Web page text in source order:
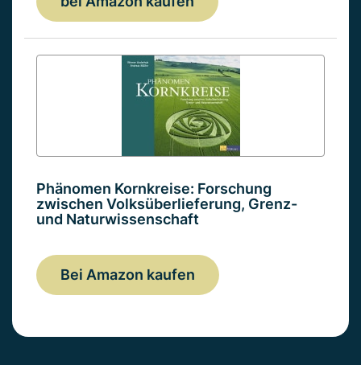
Phänomen Kornkreise: Forschung
zwischen Volksüberlieferung, Grenz-
und Naturwissenschaft
Bei Amazon kaufen